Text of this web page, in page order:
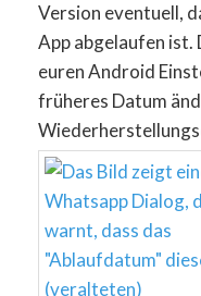
Version eventuell,
App abgelaufen ist.
euren Android
früheres Datum